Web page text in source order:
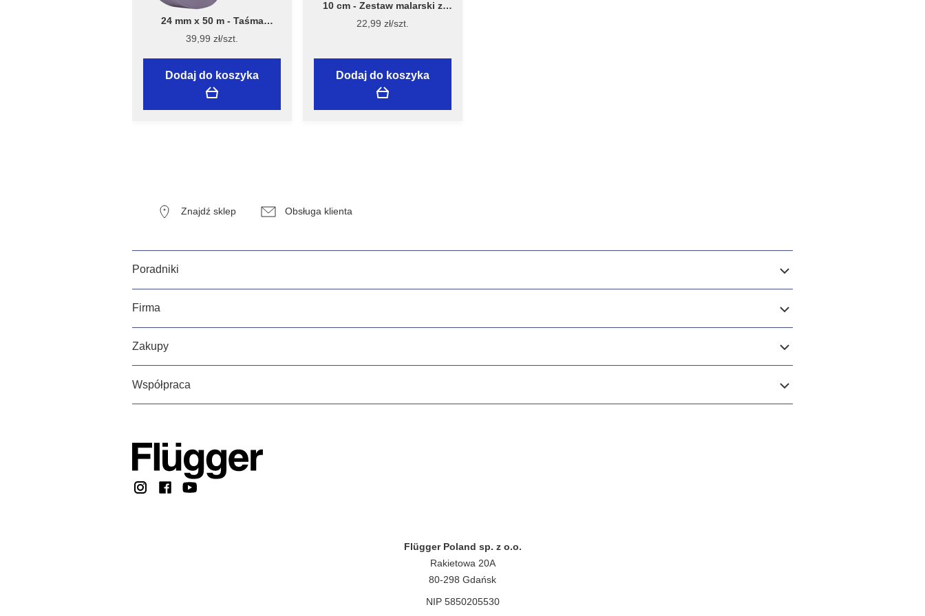
24 mm x 50 m - Taśma
Malarska Speciality Sensitive
Surfaces - Flügger
39,99 zł/szt.
Dodaj do koszyka
10 cm - Zestaw malarski z
wałkiem Welur 10 cm, model
7981 – Flügger
22,99 zł/szt.
Dodaj do koszyka
Znajdź sklep Obsługa klienta
Poradniki
Firma
Zakupy
Współpraca
Flügger Poland sp. z o.o.
Rakietowa 20A
80-298 Gdańsk
NIP 5850205530